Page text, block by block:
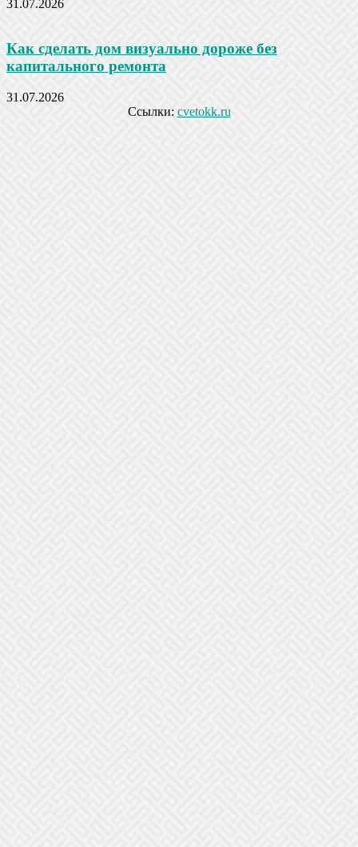
31.07.2026
Как сделать дом визуально дороже без
капитального ремонта
31.07.2026
Ссылки: cvetokk.ru